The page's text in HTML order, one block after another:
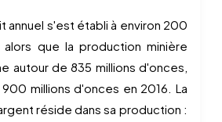
annuel s'est établi à environ 200
alors que la production minière
autour de 835 millions d'onces,
millions d'onces en 2016. La
réside dans sa production :